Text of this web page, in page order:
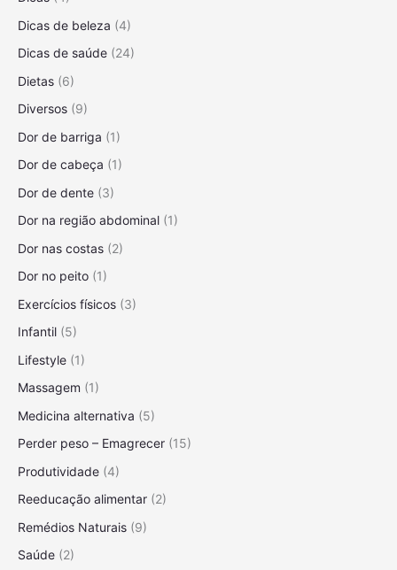
ê
!
o
m
s
o
e
T
m
p
e
o
s
a
t
r
a
i
a
E
a
g
c
e
?
Dicas de beleza (4)
Dicas de saúde (24)
Dietas (6)
Diversos (9)
Dor de barriga (1)
Dor de cabeça (1)
Dor de dente (3)
Dor na região abdominal (1)
Dor nas costas (2)
Dor no peito (1)
Exercícios físicos (3)
Infantil (5)
Lifestyle (1)
Massagem (1)
Medicina alternativa (5)
Perder peso – Emagrecer (15)
Produtividade (4)
Reeducação alimentar (2)
Remédios Naturais (9)
Saúde (2)